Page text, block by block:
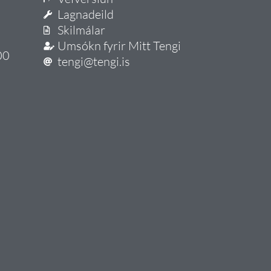
Lagnadeild
Skilmálar
Umsókn fyrir Mitt Tengi
tengi@tengi.is